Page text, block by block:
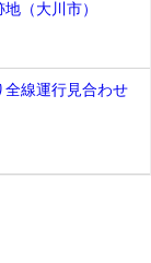
（大川市）
全線運行見合わせ